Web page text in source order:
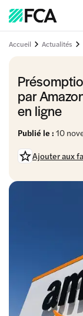
Accueil Actualités
par
en ligne
Publié le : 10
Ajouter aux